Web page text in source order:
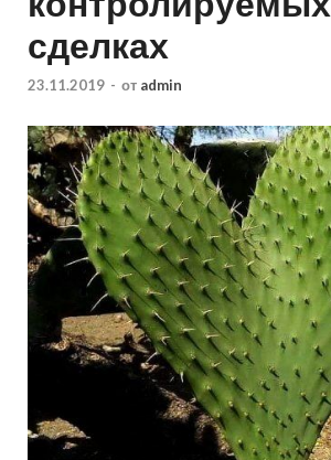
сделках
23.11.2019 - от admin